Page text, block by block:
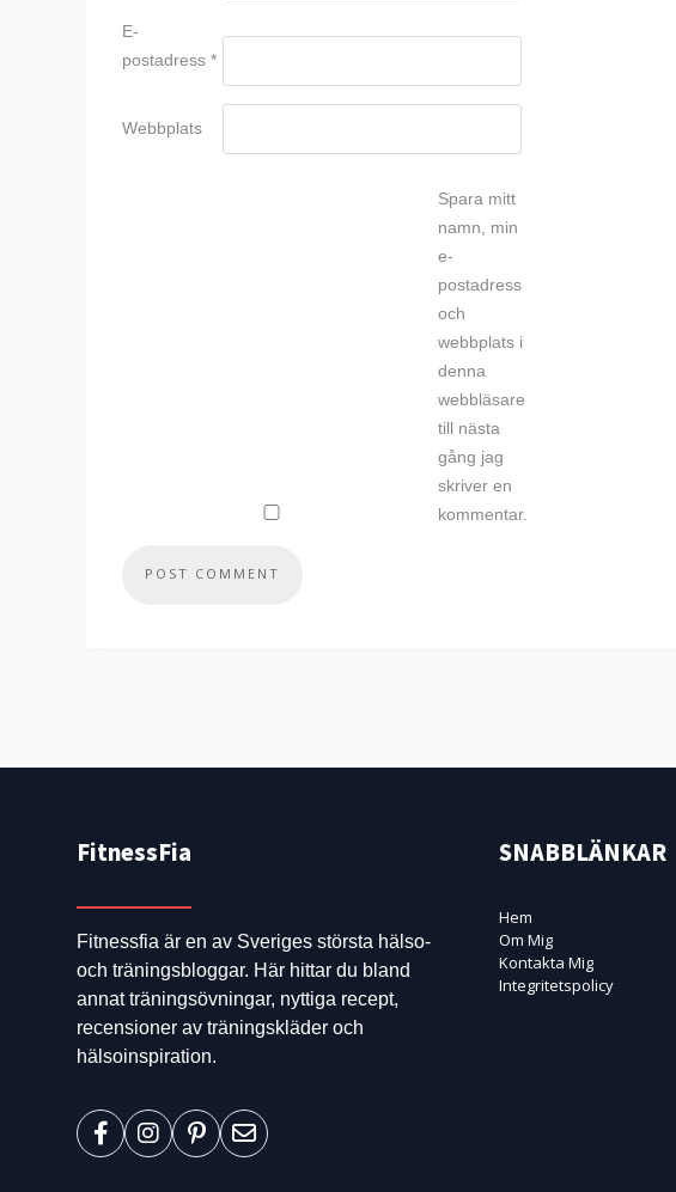
E-
postadress *
Webbplats
Spara mitt
namn, min
e-
postadress
och
webbplats i
denna
webbläsare
till nästa
gång jag
skriver en
kommentar.
FitnessFia
Fitnessfia är en av Sveriges största hälso-
och träningsbloggar. Här hittar du bland
annat träningsövningar, nyttiga recept,
recensioner av träningskläder och
hälsoinspiration.
SNABBLÄNKAR
Hem
Om Mig
Kontakta Mig
Integritetspolicy